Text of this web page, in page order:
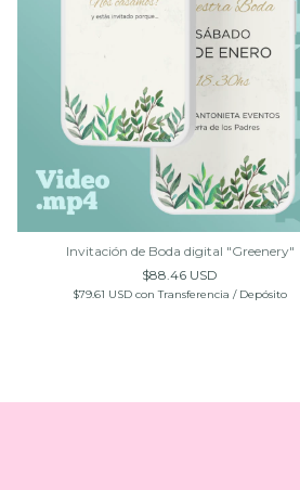
Invitación de Boda digital "Greenery"
$88.46 USD
$79.61 USD con Transferencia / Depósito